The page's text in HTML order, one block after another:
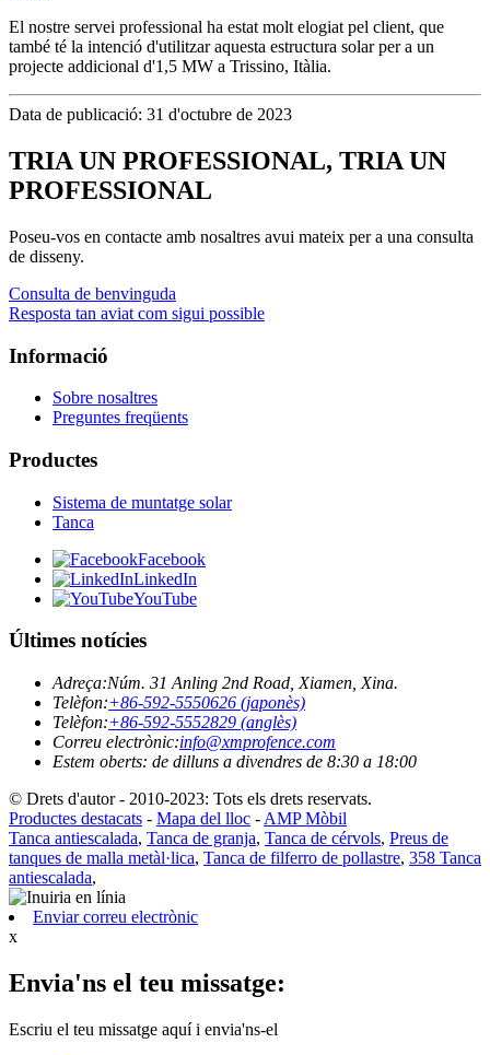
El nostre servei professional ha estat molt elogiat pel client, que
també té la intenció d'utilitzar aquesta estructura solar per a un
projecte addicional d'1,5 MW a Trissino, Itàlia.
Data de publicació: 31 d'octubre de 2023
TRIA UN PROFESSIONAL, TRIA UN
PROFESSIONAL
Poseu-vos en contacte amb nosaltres avui mateix per a una consulta
de disseny.
Consulta de benvinguda
Resposta tan aviat com sigui possible
Informació
Sobre nosaltres
Preguntes freqüents
Productes
Sistema de muntatge solar
Tanca
Facebook
LinkedIn
YouTube
Últimes notícies
Adreça:Núm. 31 Anling 2nd Road, Xiamen, Xina.
Telèfon:+86-592-5550626 (japonès)
Telèfon:+86-592-5552829 (anglès)
Correu electrònic:info@xmprofence.com
Estem oberts: de dilluns a divendres de 8:30 a 18:00
© Drets d'autor - 2010-2023: Tots els drets reservats.
Productes destacats - Mapa del lloc - AMP Mòbil
Tanca antiescalada, Tanca de granja, Tanca de cérvols, Preus de
tanques de malla metàl·lica, Tanca de filferro de pollastre, 358 Tanca
antiescalada,
Enviar correu electrònic
x
Envia'ns el teu missatge:
Escriu el teu missatge aquí i envia'ns-el